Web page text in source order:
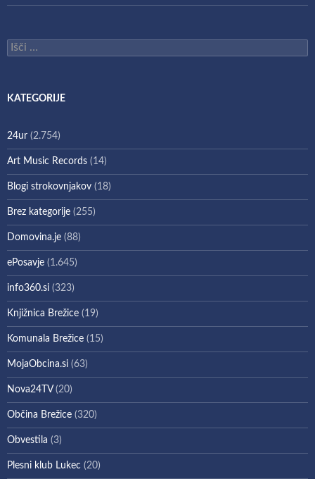
Išči:
KATEGORIJE
24ur (2.754)
Art Music Records (14)
Blogi strokovnjakov (18)
Brez kategorije (255)
Domovina.je (88)
ePosavje (1.645)
info360.si (323)
Knjižnica Brežice (19)
Komunala Brežice (15)
MojaObcina.si (63)
Nova24TV(20)
Občina Brežice (320)
Obvestila (3)
Plesni klub Lukec (20)